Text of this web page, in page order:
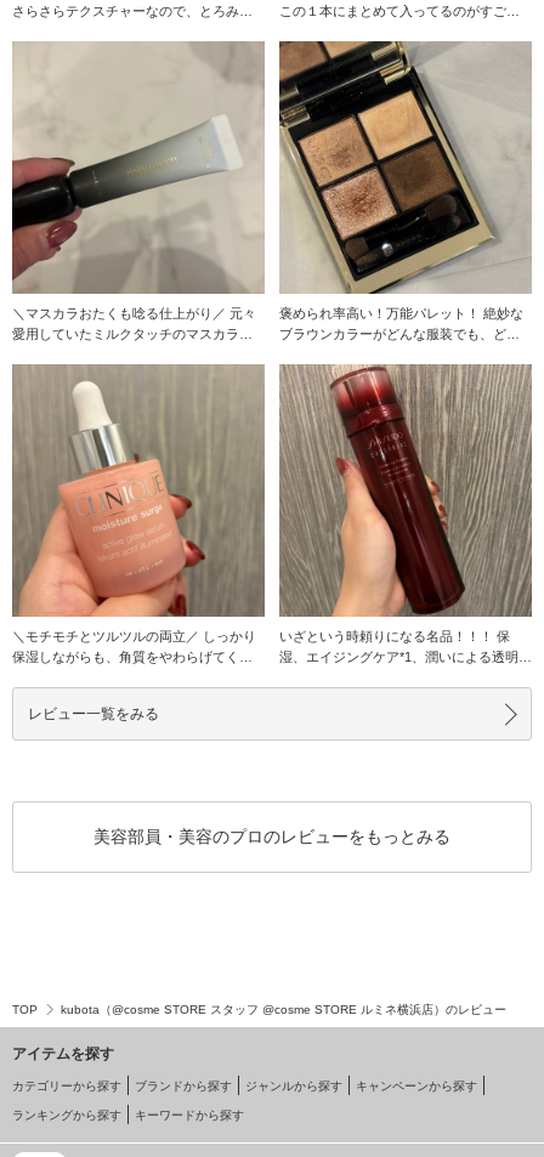
さらさらテクスチャーなので、とろみあ
この１本にまとめて入ってるのがすご
＼マスカラおたくも唸る仕上がり／ 元々
愛用していたミルクタッチのマスカラ！
褒められ率高い！万能パレット！ 絶妙な
ブラウンカラーがどんな服装でも、どん
＼モチモチとツルツルの両立／ しっかり
保湿しながらも、角質をやわらげてくれ
いざという時頼りになる名品！！！ 保
湿、エイジングケア*1、潤いによる透明感
レビュー一覧をみる
美容部員・美容のプロのレビューをもっとみる
TOP kubota（@cosme STORE スタッフ @cosme STORE ルミネ横浜店）のレビュー
アイテムを探す
カテゴリーから探す ブランドから探す ジャンルから探す キャンペーンから探す
ランキングから探す キーワードから探す